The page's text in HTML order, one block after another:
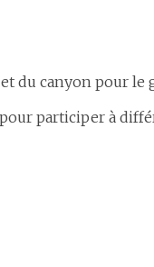
du canyon pour le
participer à